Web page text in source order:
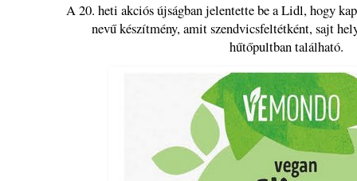
A 20. heti akciós újságban jelentette be a Lidl, hogy
nevű készítmény, amit szendvicsfeltétként, sajt
hűtőpultban található.